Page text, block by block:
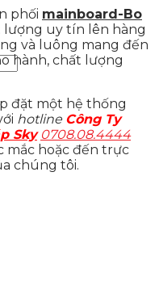
phối mainboard-Bo
lượng uy tín lên hàng
và luông mang đến
hành, chất lượng
đặt một hệ thống
hotline Công Ty
Sky 0708.08.4444
mắc hoặc đến trực
chúng tôi.